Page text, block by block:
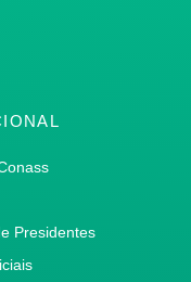
Presidentes